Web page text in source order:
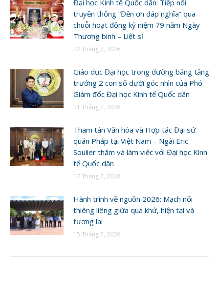
Đại học Kinh tế Quốc dân: Tiếp nối
truyền thống “Đền ơn đáp nghĩa” qua
chuỗi hoạt động kỷ niệm 79 năm Ngày
Thương binh – Liệt sĩ
22 Tháng 7, 2026
Giáo dục Đại học trong đường băng tăng
trưởng 2 con số dưới góc nhìn của Phó
Giám đốc Đại học Kinh tế Quốc dân
21 Tháng 7, 2026
Tham tán Văn hóa và Hợp tác Đại sứ
quán Pháp tại Việt Nam – Ngài Eric
Soulier thăm và làm việc với Đại học Kinh
tế Quốc dân
17 Tháng 7, 2026
Hành trình về nguồn 2026: Mạch nối
thiêng liêng giữa quá khứ, hiện tại và
tương lai
15 Tháng 7, 2026